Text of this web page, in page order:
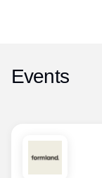
Events